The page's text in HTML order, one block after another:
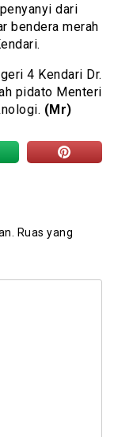
dari
bendera merah
4 Kendari Dr.
pidato Menteri
(Mr)
Ruas yang